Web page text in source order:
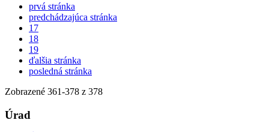
prvá stránka
predchádzajúca stránka
17
18
19
ďalšia stránka
posledná stránka
Zobrazené 361-378 z 378
Úrad